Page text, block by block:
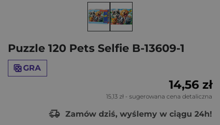
Puzzle 120 Pets Selfie B-13609-1
GRA
14,56 zł
15,13 zł - sugerowana cena detaliczna
Zamów dziś, wyślemy w ciągu 24h!